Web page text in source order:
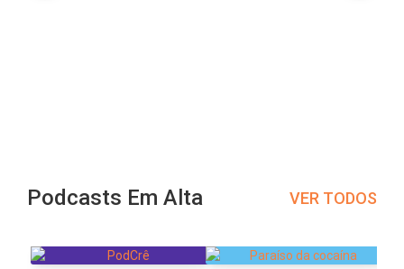
Podcasts Em Alta VER TODOS